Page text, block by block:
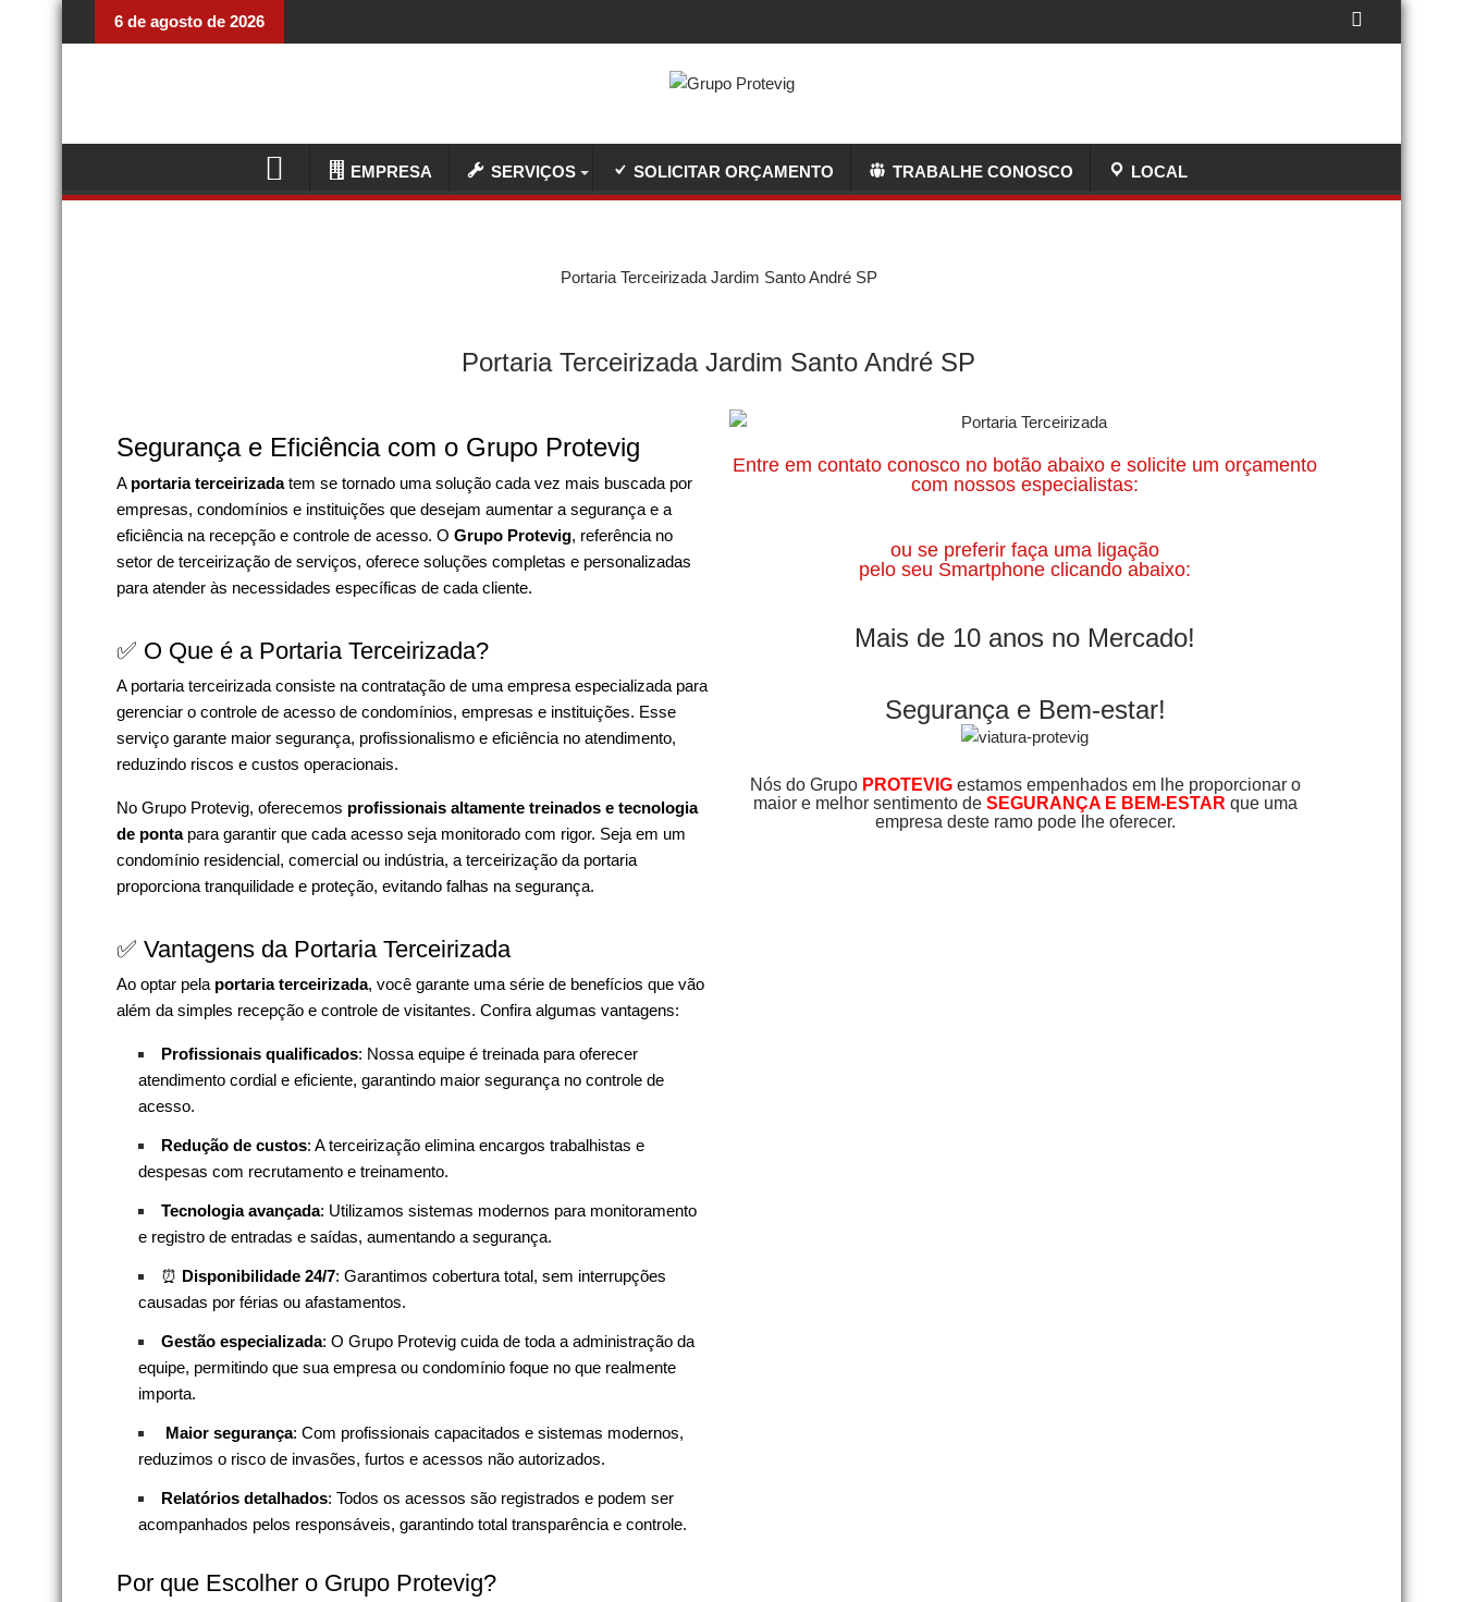
6 de agosto de 2026
EMPRESA SERVIÇOS SOLICITAR ORÇAMENTO TRABALHE CONOSCO LOCAL
Portaria Terceirizada Jardim Santo André SP
Portaria Terceirizada Jardim Santo André SP
Segurança e Eficiência com o Grupo Protevig
A portaria terceirizadatem se tornado uma solução cada vez mais buscada por
empresas, condomínios e instituições que desejam aumentar a segurança e a
eficiência na recepção e controle de acesso. O Grupo Protevig, referência no
setor de terceirização de serviços, oferece soluções completas e personalizadas
para atender às necessidades específicas de cada cliente.
✅ O Que é a Portaria Terceirizada?
A portaria terceirizada consiste na contratação de uma empresa especializada para
gerenciar o controle de acesso de condomínios, empresas e instituições. Esse
serviço garante maior segurança, profissionalismo e eficiência no atendimento,
reduzindo riscos e custos operacionais.
No Grupo Protevig, oferecemos profissionais altamente treinados e tecnologia
de pontapara garantir que cada acesso seja monitorado com rigor. Seja em um
condomínio residencial, comercial ou indústria, a terceirização da portaria
proporciona tranquilidade e proteção, evitando falhas na segurança.
✅ Vantagens da Portaria Terceirizada
Ao optar pela portaria terceirizada, você garante uma série de benefícios que vão
além da simples recepção e controle de visitantes. Confira algumas vantagens:
Profissionais qualificados: Nossa equipe é treinada para oferecer
atendimento cordial e eficiente, garantindo maior segurança no controle de
acesso.
Redução de custos: A terceirização elimina encargos trabalhistas e
despesas com recrutamento e treinamento.
Tecnologia avançada: Utilizamos sistemas modernos para monitoramento
e registro de entradas e saídas, aumentando a segurança.
⏰ Disponibilidade 24/7: Garantimos cobertura total, sem interrupções
causadas por férias ou afastamentos.
Gestão especializada: O Grupo Protevig cuida de toda a administração da
equipe, permitindo que sua empresa ou condomínio foque no que realmente
importa.
Maior segurança: Com profissionais capacitados e sistemas modernos,
reduzimos o risco de invasões, furtos e acessos não autorizados.
Relatórios detalhados: Todos os acessos são registrados e podem ser
acompanhados pelos responsáveis, garantindo total transparência e controle.
Por que Escolher o Grupo Protevig?
Entre em contato conosco no botão abaixo e solicite um orçamento
com nossos especialistas:
ou se preferir faça uma ligação
pelo seu Smartphone clicando abaixo:
Mais de 10 anos no Mercado!
Segurança e Bem-estar!
Nós do Grupo PROTEVIGestamos empenhados em lhe proporcionar o
maior e melhor sentimento de SEGURANÇA E BEM-ESTAR que uma
empresa deste ramo pode lhe oferecer.